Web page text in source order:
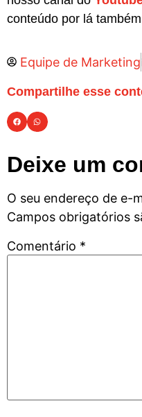
conteúdo por lá
Equipe de Marketing
Compartilhe esse
Deixe um
O seu endereço de e-
Campos obrigatórios
Comentário *